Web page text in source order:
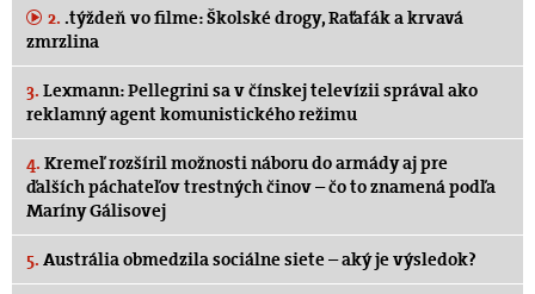
2. .týždeň vo filme: Školské drogy, Raťafák a krvavá
zmrzlina
3. Lexmann: Pellegrini sa v čínskej televízii správal ako
reklamný agent komunistického režimu
4. Kremeľ rozšíril možnosti náboru do armády aj pre
ďalších páchateľov trestných činov – čo to znamená podľa
Maríny Gálisovej
5. Austrália obmedzila sociálne siete – aký je výsledok?